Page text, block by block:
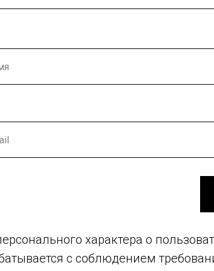
характера о
с соблюдением